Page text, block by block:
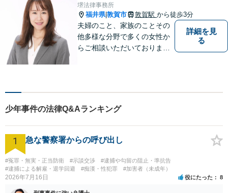
堺法律事務所
福井県|敦賀市 敦賀駅 から徒歩3分
夫婦のこと、家族のことその
他多様な分野で多くの女性か
らご相談いただいておりま
により3回まで無料相談対応可
能です。利用条件はお問い合
わせ下さい。
詳細を見
る
少年事件の法律Q&Aランキング
1 急な警察署からの呼び出し
#冤罪・無実・正当防衛 #示談交渉
#逮捕や勾留の阻止・準抗告
#逮捕による解雇・退学回避
#痴漢・性犯罪 #加害者（未成年）
2026年7月16日 役にたった 8